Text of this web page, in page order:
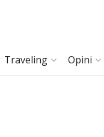
Traveling Opini